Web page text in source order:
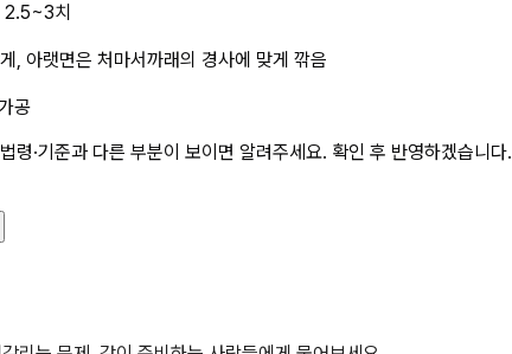
2.5~3치
, 아랫면은 처마서까래의 경사에 맞게 깎음
공
령·기준과 다른 부분이 보이면 알려주세요. 확인 후 반영하겠습니다.